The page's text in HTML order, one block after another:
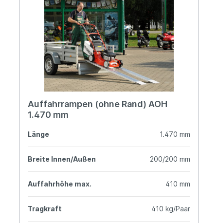
Auffahrrampen (ohne Rand) AOH
1.470 mm
Länge 1.470 mm
Breite Innen/Außen 200/200 mm
Auffahrhöhe max. 410 mm
Tragkraft 410 kg/Paar